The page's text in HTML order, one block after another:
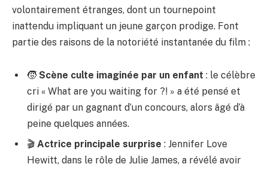
volontairement étranges, dont un tournepoint
inattendu impliquant un jeune garçon prodige. Font
partie des raisons de la notoriété instantanée du film :
🧒 Scène culte imaginée par un enfant : le célèbre
cri « What are you waiting for ?! » a été pensé et
dirigé par un gagnant d’un concours, alors âgé d’à
peine quelques années.
🎬 Actrice principale surprise : Jennifer Love
Hewitt, dans le rôle de Julie James, a révélé avoir